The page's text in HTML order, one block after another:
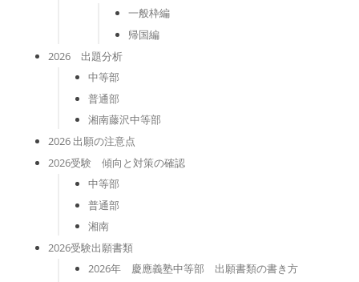
一般枠編
帰国編
2026 出題分析
中等部
普通部
湘南藤沢中等部
2026 出願の注意点
2026受験 傾向と対策の確認
中等部
普通部
湘南
2026受験出願書類
2026年 慶應義塾中等部 出願書類の書き方